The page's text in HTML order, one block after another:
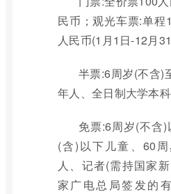
民币；观光车票:单程
人民币(1月1日-12月
半票:6周岁(不含)
年人、全日制大学本
免票:6周岁(不含
(含)以下儿童、60
人、记者(需持国家
家广电总局签发的